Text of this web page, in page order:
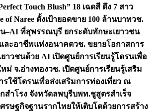
Touch Blush” 18 เฉดสี ดึง 7 สาว
of Naree ตั้งเป้ายอดขาย 100 ล้านบาทวช.
น–AI ที่สุพรรณบุรี ยกระดับทักษะเยาวชน
ละอาชีพแห่งอนาคตวช. ขยายโอกาสการ
ยาวชนด้วย AI เปิดศูนย์การเรียนรู้โดรนเพื่อ
ม่ จ.อ่างทองวช. เปิดศูนย์การเรียนรู้เสริม
ใช้โดรนเพื่อส่งเสริมการท่องเที่ยว ณ
สำโรง จังหวัดลพบุรีบพท.ชูสูตรสำเร็จ
ศรษฐกิจฐานรากไทยให้เติบโตด้วยการสร้าง